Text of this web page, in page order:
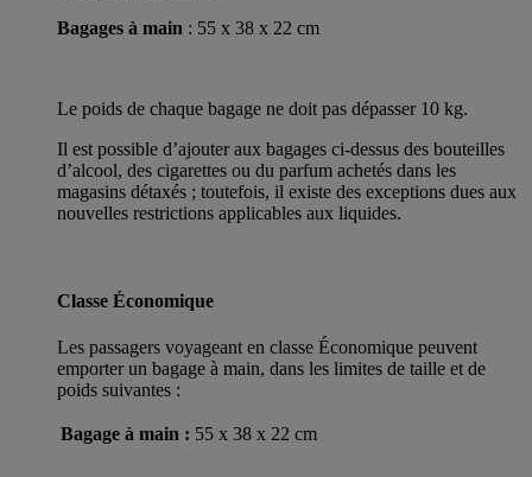
Bagages à main : 55 x 38 x 22 cm
Le poids de chaque bagage ne doit pas dépasser 10 kg.
Il est possible d’ajouter aux bagages ci-dessus des bouteilles
d’alcool, des cigarettes ou du parfum achetés dans les
magasins détaxés ; toutefois, il existe des exceptions dues aux
nouvelles restrictions applicables aux liquides.
Classe Économique
Les passagers voyageant en classe Économique peuvent
emporter un bagage à main, dans les limites de taille et de
poids suivantes :
Bagage à main : 55 x 38 x 22 cm